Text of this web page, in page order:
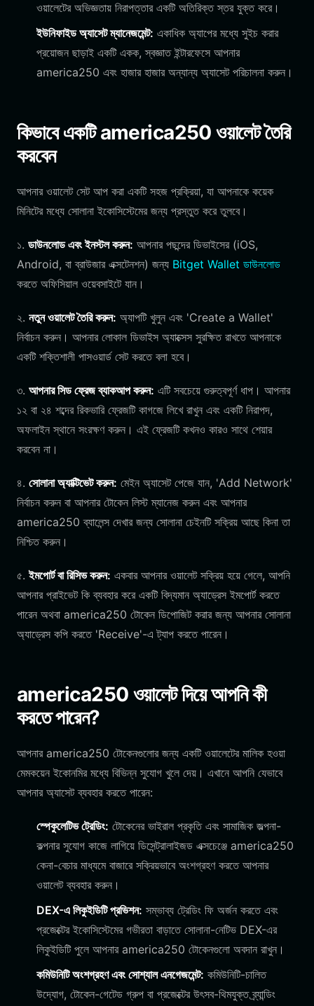
ওয়ালেটের অভিজ্ঞতায় নিরাপত্তার একটি অতিরিক্ত স্তর যুক্ত করে।
ইউনিফাইড অ্যাসেট ম্যানেজমেন্ট: একাধিক অ্যাপের মধ্যে সুইচ করার
প্রয়োজন ছাড়াই একটি একক, স্বজ্ঞাত ইন্টারফেসে আপনার
america250 এবং হাজার হাজার অন্যান্য অ্যাসেট পরিচালনা করুন।
কিভাবে একটি america250 ওয়ালেট তৈরি
করবেন
আপনার ওয়ালেট সেট আপ করা একটি সহজ প্রক্রিয়া, যা আপনাকে কয়েক
মিনিটের মধ্যে সোলানা ইকোসিস্টেমের জন্য প্রস্তুত করে তুলবে।
১. ডাউনলোড এবং ইনস্টল করুন: আপনার পছন্দের ডিভাইসের (iOS,
Android, বা ব্রাউজার এক্সটেনশন) জন্য Bitget Wallet ডাউনলোড
করতে অফিসিয়াল ওয়েবসাইটে যান।
২. নতুন ওয়ালেট তৈরি করুন: অ্যাপটি খুলুন এবং 'Create a Wallet'
নির্বাচন করুন। আপনার লোকাল ডিভাইস অ্যাক্সেস সুরক্ষিত রাখতে আপনাকে
একটি শক্তিশালী পাসওয়ার্ড সেট করতে বলা হবে।
৩. আপনার সিড ফ্রেজ ব্যাকআপ করুন: এটি সবচেয়ে গুরুত্বপূর্ণ ধাপ। আপনার
১২ বা ২৪ শব্দের রিকভারি ফ্রেজটি কাগজে লিখে রাখুন এবং একটি নিরাপদ,
অফলাইন স্থানে সংরক্ষণ করুন। এই ফ্রেজটি কখনও কারও সাথে শেয়ার
করবেন না।
৪. সোলানা অ্যাক্টিভেট করুন: মেইন অ্যাসেট পেজে যান, 'Add Network'
নির্বাচন করুন বা আপনার টোকেন লিস্ট ম্যানেজ করুন এবং আপনার
america250 ব্যালেন্স দেখার জন্য সোলানা চেইনটি সক্রিয় আছে কিনা তা
নিশ্চিত করুন।
৫.ইমপোর্ট বা রিসিভ করুন: একবার আপনার ওয়ালেট সক্রিয় হয়ে গেলে, আপনি
আপনার প্রাইভেট কি ব্যবহার করে একটি বিদ্যমান অ্যাড্রেস ইমপোর্ট করতে
পারেন অথবা america250 টোকেন ডিপোজিট করার জন্য আপনার সোলানা
অ্যাড্রেস কপি করতে 'Receive'-এ ট্যাপ করতে পারেন।
america250 ওয়ালেট দিয়ে আপনি কী
করতে পারেন?
আপনার america250 টোকেনগুলোর জন্য একটি ওয়ালেটের মালিক হওয়া
মেমকয়েন ইকোনমির মধ্যে বিভিন্ন সুযোগ খুলে দেয়। এখানে আপনি যেভাবে
আপনার অ্যাসেট ব্যবহার করতে পারেন:
স্পেকুলেটিভ ট্রেডিং: টোকেনের ভাইরাল প্রকৃতি এবং সামাজিক জল্পনা-
কল্পনার সুযোগ কাজে লাগিয়ে ডিসেন্ট্রালাইজড এক্সচেঞ্জে america250
কেনা-বেচার মাধ্যমে বাজারে সক্রিয়ভাবে অংশগ্রহণ করতে আপনার
ওয়ালেট ব্যবহার করুন।
DEX-এ লিকুইডিটি প্রভিশন: সম্ভাব্য ট্রেডিং ফি অর্জন করতে এবং
প্রজেক্টের ইকোসিস্টেমের গভীরতা বাড়াতে সোলানা-নেটিভ DEX-এর
লিকুইডিটি পুলে আপনার america250 টোকেনগুলো অবদান রাখুন।
কমিউনিটি অংশগ্রহণ এবং সোশ্যাল এনগেজমেন্ট: কমিউনিটি-চালিত
উদ্যোগ, টোকেন-গেটেড গ্রুপ বা প্রজেক্টের উৎসব-থিমযুক্ত ব্র্যান্ডিং